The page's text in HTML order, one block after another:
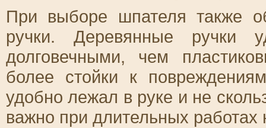
При выборе шпателя также
ручки. Деревянные ручки
долговечными, чем
более стойки к
удобно лежал в руке и не
важно при длительных работах